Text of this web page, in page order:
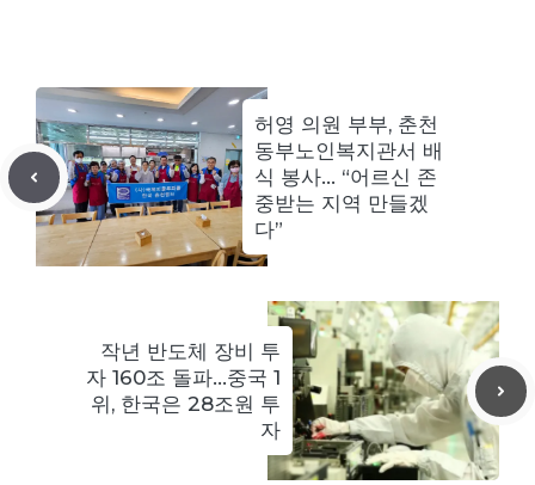
허영 의원 부부, 춘천
동부노인복지관서 배
식 봉사… “어르신 존
중받는 지역 만들겠
다”
작년 반도체 장비 투
자 160조 돌파…중국 1
위, 한국은 28조원 투
자